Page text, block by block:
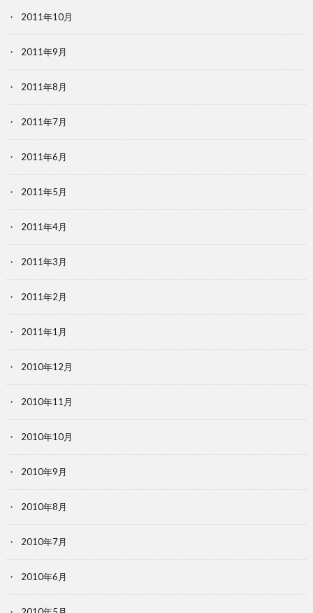
2011年10月
2011年9月
2011年8月
2011年7月
2011年6月
2011年5月
2011年4月
2011年3月
2011年2月
2011年1月
2010年12月
2010年11月
2010年10月
2010年9月
2010年8月
2010年7月
2010年6月